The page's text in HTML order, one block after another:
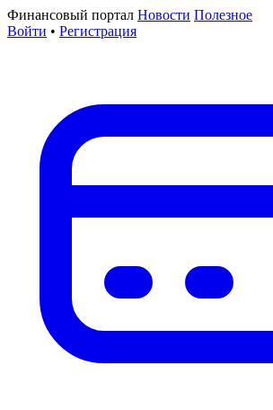
Финансовый портал Новости Полезное
Войти • Регистрация